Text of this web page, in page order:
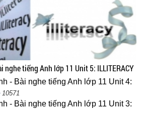
nghe tiếng Anh lớp 11 Unit 5: ILLITERACY
- Bài nghe tiếng Anh lớp 11 Unit 4:
10571
- Bài nghe tiếng Anh lớp 11 Unit 3: